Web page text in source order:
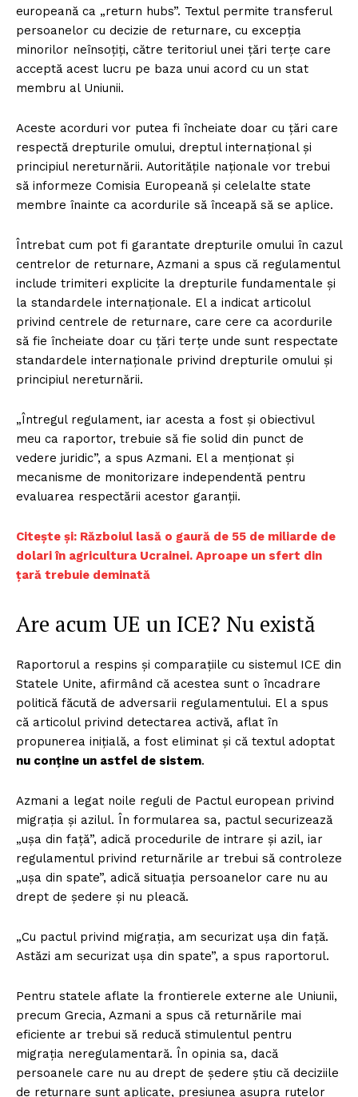
europeană ca „return hubs”. Textul permite transferul
persoanelor cu decizie de returnare, cu excepția
minorilor neînsoțiți, către teritoriul unei țări terțe care
acceptă acest lucru pe baza unui acord cu un stat
membru al Uniunii.
Aceste acorduri vor putea fi încheiate doar cu țări care
respectă drepturile omului, dreptul internațional și
principiul nereturnării. Autoritățile naționale vor trebui
să informeze Comisia Europeană și celelalte state
membre înainte ca acordurile să înceapă să se aplice.
Întrebat cum pot fi garantate drepturile omului în cazul
centrelor de returnare, Azmani a spus că regulamentul
include trimiteri explicite la drepturile fundamentale și
la standardele internaționale. El a indicat articolul
privind centrele de returnare, care cere ca acordurile
să fie încheiate doar cu țări terțe unde sunt respectate
standardele internaționale privind drepturile omului și
principiul nereturnării.
„Întregul regulament, iar acesta a fost și obiectivul
meu ca raportor, trebuie să fie solid din punct de
vedere juridic”, a spus Azmani. El a menționat și
mecanisme de monitorizare independentă pentru
evaluarea respectării acestor garanții.
Citește și: Războiul lasă o gaură de 55 de miliarde de
dolari în agricultura Ucrainei. Aproape un sfert din
țară trebuie deminată
Are acum UE un ICE? Nu există
Raportorul a respins și comparațiile cu sistemul ICE din
Statele Unite, afirmând că acestea sunt o încadrare
politică făcută de adversarii regulamentului. El a spus
că articolul privind detectarea activă, aflat în
propunerea inițială, a fost eliminat și că textul adoptat
nu conține un astfel de sistem.
Azmani a legat noile reguli de Pactul european privind
migrația și azilul. În formularea sa, pactul securizează
„ușa din față”, adică procedurile de intrare și azil, iar
regulamentul privind returnările ar trebui să controleze
„ușa din spate”, adică situația persoanelor care nu au
drept de ședere și nu pleacă.
„Cu pactul privind migrația, am securizat ușa din față.
Astăzi am securizat ușa din spate”, a spus raportorul.
Pentru statele aflate la frontierele externe ale Uniunii,
precum Grecia, Azmani a spus că returnările mai
eficiente ar trebui să reducă stimulentul pentru
migrația neregulamentară. În opinia sa, dacă
persoanele care nu au drept de ședere știu că deciziile
de returnare sunt aplicate, presiunea asupra rutelor